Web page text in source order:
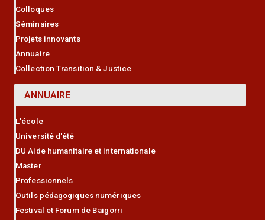
Colloques
Séminaires
Projets innovants
Annuaire
Collection Transition & Justice
ANNUAIRE
L'école
Université d'été
DU Aide humanitaire et internationale
Master
Professionnels
Outils pédagogiques numériques
Festival et Forum de Baigorri